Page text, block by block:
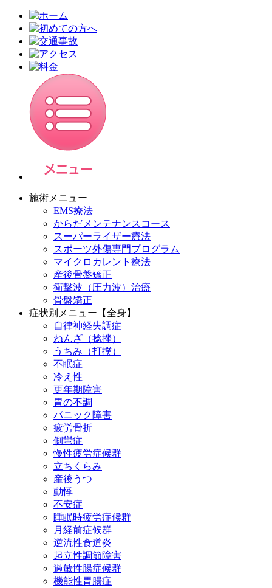
施術メニュー
EMS療法
からだメンテナンスコース
スーパーライザー療法
スポーツ外傷専門プログラム
マイクロカレント療法
産後骨盤矯正
衝撃波（圧力波）治療
骨盤矯正
症状別メニュー【全身】
自律神経失調症
ねんざ（捻挫）
うちみ（打撲）
不眠症
冷え性
更年期障害
胃の不調
パニック障害
疲労骨折
側彎症
慢性疲労症候群
立ちくらみ
産後うつ
動悸
不安症
睡眠時疲労症候群
月経前症候群
逆流性食道炎
起立性調節障害
過敏性腸症候群
機能性胃腸症